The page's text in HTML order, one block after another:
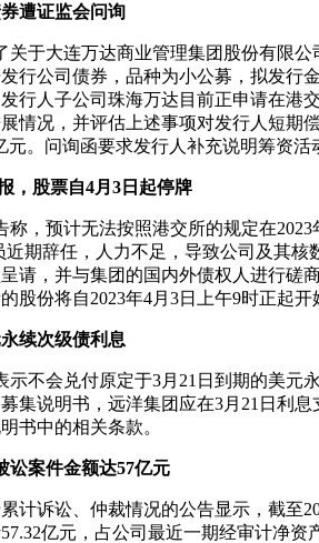
遭证监会问询
大连万达商业管理集团股份有限公
行公司债券，品种为小公募，拟发
行人子公司珠海万达目前正申请在港
情况，并评估上述事项对发行人短期
元。问询函要求发行人补充说明筹资
股票自4月3日起停牌
预计无法按照港交所的规定在2023
期辞任，人力不足，导致公司及其
请，并与集团的国内外债权人进行磋
股份将自2023年4月3日上午9时正起
续次级债利息
不会兑付原定于3月21日到期的美元
集说明书，远洋集团应在3月21日利
书中的相关条款。
案件金额达57亿元
诉讼、仲裁情况的公告显示，截至
亿元，占公司最近一期经审计净资